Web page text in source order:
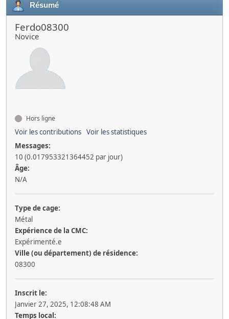
Résumé
Ferdo08300
Novice
Hors ligne
Voir les contributions Voir les statistiques
Messages:
10 (0.017953321364452 par jour)
Âge:
N/A
Type de cage:
Métal
Expérience de la CMC:
Expérimenté.e
Ville (ou département) de résidence:
08300
Inscrit le:
Janvier 27, 2025, 12:08:48 AM
Temps local: